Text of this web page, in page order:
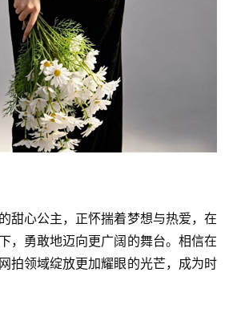
甜心公主，正怀揣着梦想与热爱，在
，勇敢地迈向更广阔的舞台。相信在
拍领域绽放更加耀眼的光芒，成为时